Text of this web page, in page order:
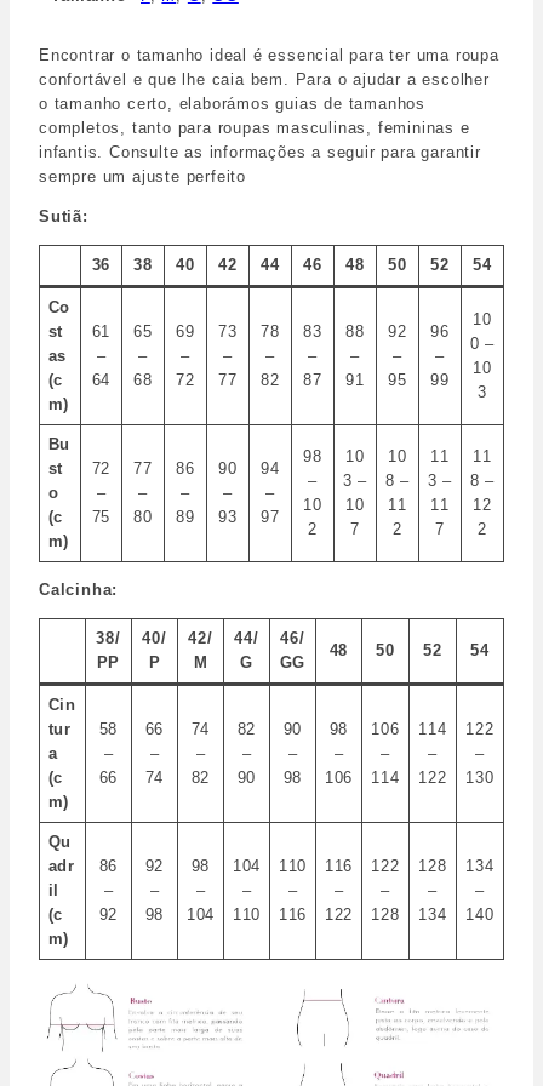
Encontrar o tamanho ideal é essencial para ter uma roupa
confortável e que lhe caia bem. Para o ajudar a escolher
o tamanho certo, elaborámos guias de tamanhos
completos, tanto para roupas masculinas, femininas e
infantis. Consulte as informações a seguir para garantir
sempre um ajuste perfeito
Sutiã:
36 38 40 42 44 46 48 50 52 54
Co
st
as
(c
m)
61
–
64
65
–
68
69
–
72
73
–
77
78
–
82
83
–
87
88
–
91
92
–
95
96
–
99
10
0 –
10
3
Bu
st
o
(c
m)
72
–
75
77
–
80
86
–
89
90
–
93
94
–
97
98
–
10
2
10
3 –
10
7
10
8 –
11
2
11
3 –
11
7
11
8 –
12
2
Calcinha:
38/
PP
40/
P
42/
M
44/
G
46/
GG
48 50 52 54
Cin
tur
a
(c
m)
58
–
66
66
–
74
74
–
82
82
–
90
90
–
98
98
–
106
106
–
114
114
–
122
122
–
130
Qu
adr
il
(c
m)
86
–
92
92
–
98
98
–
104
104
–
110
110
–
116
116
–
122
122
–
128
128
–
134
134
–
140